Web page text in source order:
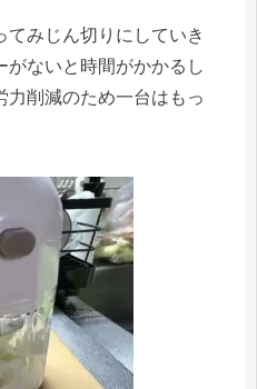
てみじん切りにしていき
がないと時間がかかるし
力削減のため一台はもっ